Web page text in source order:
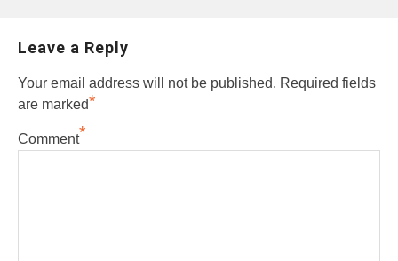
Leave a Reply
Your email address will not be published. Required fields
are marked*
Comment*